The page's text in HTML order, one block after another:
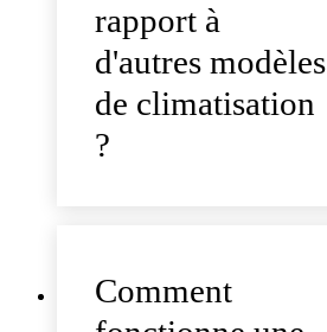
rapport à
d'autres modèles
de climatisation
?
Comment